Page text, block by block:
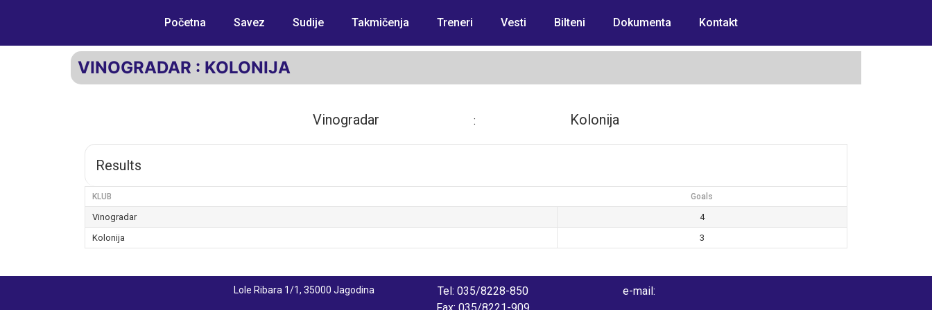
Početna Savez Sudije Takmičenja Treneri Vesti Bilteni Dokumenta Kontakt
VINOGRADAR : KOLONIJA
Vinogradar : Kolonija
Results
KLUB Goals
Vinogradar
4
Kolonija
3
Lole Ribara 1/1, 35000 Jagodina
Tel: 035/8228-850
e-mail: